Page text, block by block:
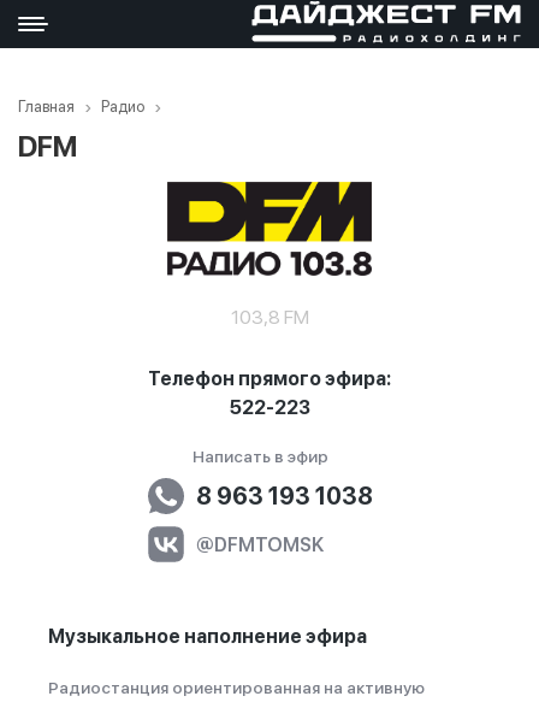
Главная Радио
DFM
103,8 FM
Музыкальное наполнение эфира
Радиостанция ориентированная на активную
Телефон прямого эфира:
522-223
Написать в эфир
8 963 193 1038
@DFMTOMSK